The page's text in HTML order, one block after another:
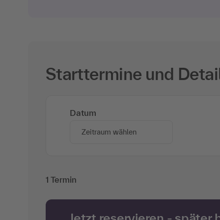
Starttermine und
Datum
Zeitraum wählen
1 Termin